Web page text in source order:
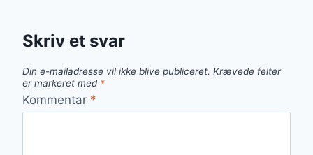
Skriv et svar
Din e-mailadresse vil ikke blive publiceret. Krævede felter
er markeret med *
Kommentar *